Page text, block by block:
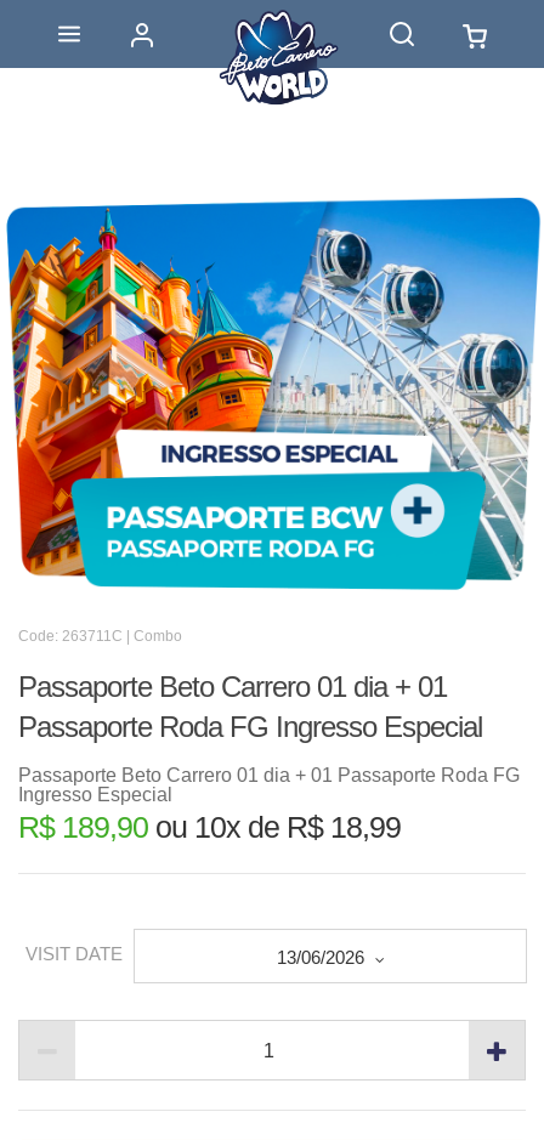
Code: 263711C | Combo
Passaporte Beto Carrero 01 dia + 01
Passaporte Roda FG Ingresso Especial
Passaporte Beto Carrero 01 dia + 01 Passaporte Roda FG
Ingresso Especial
R$ 189,90 ou 10x de R$ 18,99
VISIT DATE 13/06/2026